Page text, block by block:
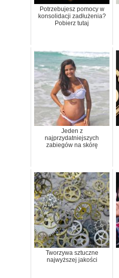
Potrzebujesz pomocy w
konsolidacji zadłużenia?
Pobierz tutaj
Jeden z
najprzydatniejszych
zabiegów na skórę
Tworzywa sztuczne
najwyższej jakości